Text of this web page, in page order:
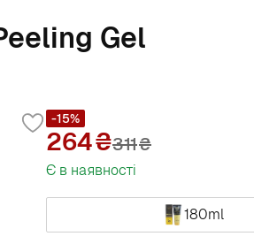
Gel
-15%
264 311₴
Є в наявності
180ml